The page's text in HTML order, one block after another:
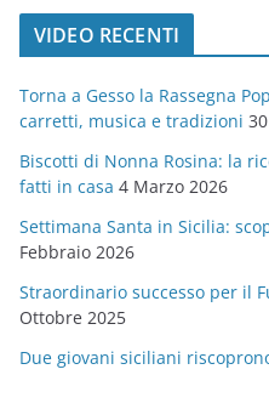
t
o
r
i
e
VIDEO RECENTI
Torna a Gesso la Rassegna
carretti, musica e tradizioni
Biscotti di Nonna Rosina: la
fatti in casa 4 Marzo 2026
Settimana Santa in Sicilia:
Febbraio 2026
Straordinario successo per il
Ottobre 2025
Due giovani siciliani